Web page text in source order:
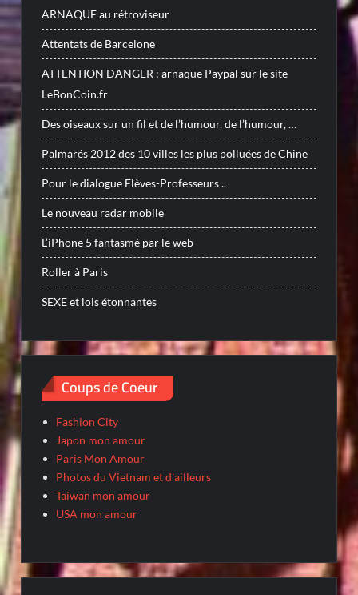
ARNAQUE au rétroviseur
Attentats de Barcelone
ATTENTION DANGER : arnaque Paypal sur le site
LeBonCoin.fr
Des oiseaux sur un fil et de l’humour, de l’humour, …
Palmarés 2012 des 10 villes les plus polluées de Chine
Pour le dialogue Elèves-Professeurs ..
Le nouveau radar mobile
L’iPhone 5 fantasmé par le web
Roller à Paris
SEXE et lois étonnantes
Coups de Coeur
Fashion City
Japon mon amour
Paris Mon Amour
Photos du Vietnam et d'ailleurs
Taiwan mon amour
USA mon amour